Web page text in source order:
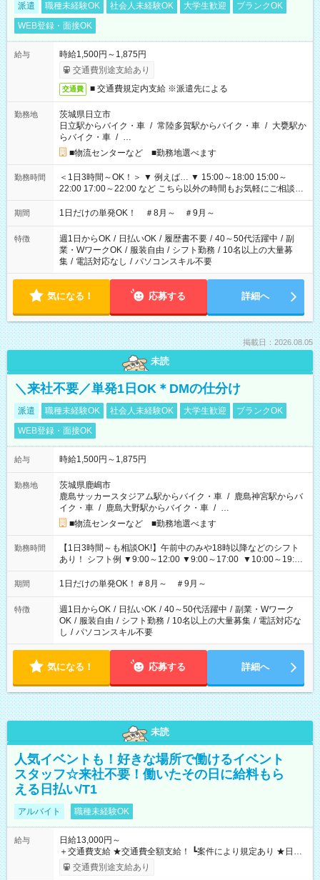
派遣 職種未経験OK 社会人未経験OK 大学生歓迎
ブランクOK
WEB登録・面接OK
給与
時給1,500円～1,875円
交通費別途支給あり
交通費 ■ 交通費規定内支給 ※派遣先による
勤務地
茨城県日立市
日立駅からバイク・車 / 常陸多賀駅からバイク・車 / 大甕駅か
らバイク・車 / …
■物流センターなど ■勤務地選べます
勤務時間
＜1日3時間～OK！＞ ▼ 例えば… ▼ 15:00～18:00 15:00～
22:00 17:00～22:00 など こちら以外の時間もお気軽にご相談く
ださい！
期間 1日だけの単発OK！ ＃8月～ ＃9月～
特徴 週1日からOK / 日払いOK / 履歴書不要 / 40～50代活躍中 / 副
業・WワークOK / 服装自由 / シフト勤務 / 10名以上の大量募
集 / 電話対応なし / パソコンスキル不要
気になる！ 応募する 詳細へ
掲載日：2026.08.05
未読
＼来社不要／単発1日OK＊DMの仕分け
派遣 職種未経験OK 社会人未経験OK 大学生歓迎
ブランクOK
WEB登録・面接OK
給与 時給1,500円～1,875円
勤務地
茨城県鹿嶋市
鹿島サッカースタジアム駅からバイク・車 / 鹿島神宮駅からバ
イク・車 / 鹿島大野駅からバイク・車 / …
■物流センターなど ■勤務地選べます
勤務時間
【1日3時間～も相談OK!】午前中のみや18時以降などのシフト
あり！ シフト例 ▼9:00～12:00 ▼9:00～17:00 ▼10:00～19:00
▼18:00～21:00
期間 1日だけの単発OK！＃8月～ ＃9月～
特徴 週1日からOK / 日払いOK / 40～50代活躍中 / 副業・Wワーク
OK / 服装自由 / シフト勤務 / 10名以上の大量募集 / 電話対応な
し / パソコンスキル不要
気になる！ 応募する 詳細へ
未読
人気イベントも！好きな場所で働けるイベント
スタッフ☆来社不要！働いたその日に給料もら
える日払い/T1
アルバイト 職種未経験OK
給与
日給13,000円～
＋交通費支給 ★交通費全額支給！ ┗案件により規定あり ★日払
いOK！（規定あり） ┗働いたその日に現金GET♪ お仕事後はコ
ンビニATMから 日払い分を引き落とせます！ 【試用期間】試
交通費別途支給あり